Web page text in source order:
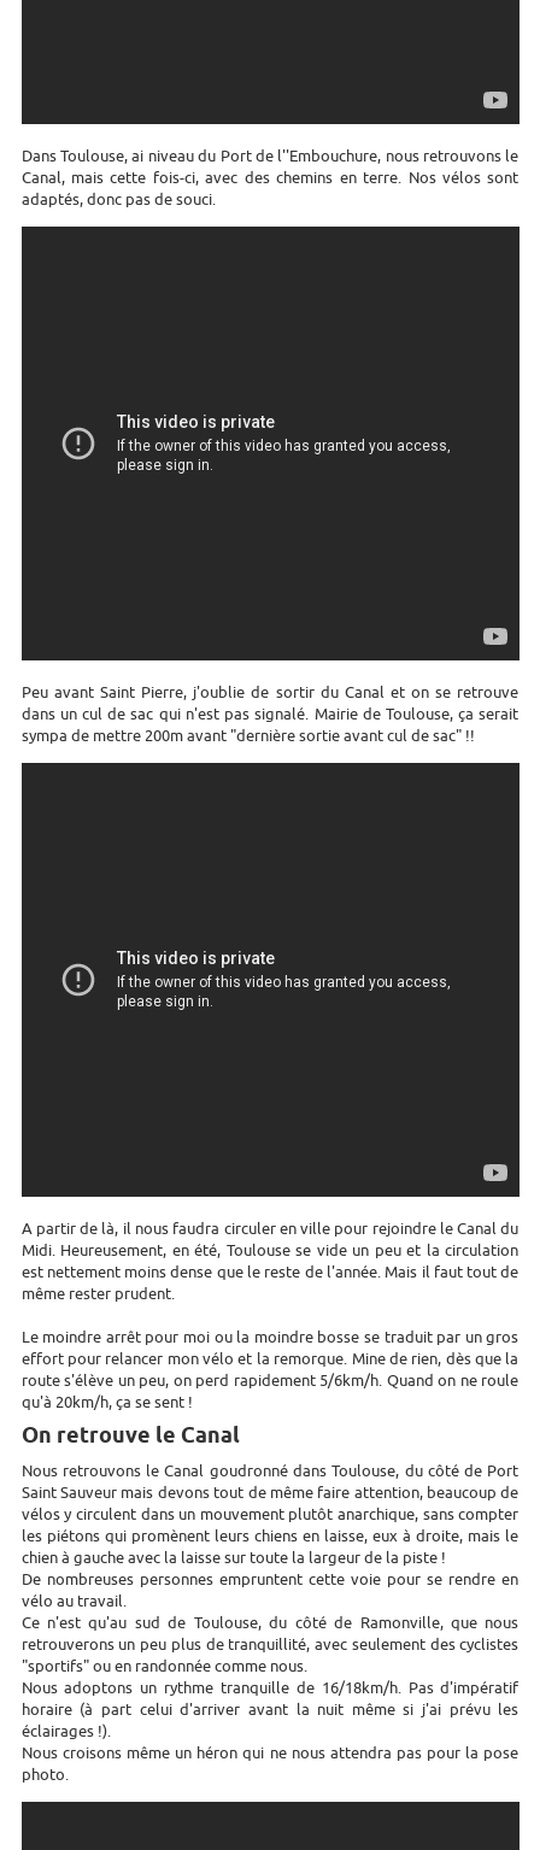
Dans Toulouse, ai niveau du Port de l''Embouchure, nous retrouvons le
Canal, mais cette fois-ci, avec des chemins en terre. Nos vélos sont
adaptés, donc pas de souci.
Peu avant Saint Pierre, j'oublie de sortir du Canal et on se retrouve
dans un cul de sac qui n'est pas signalé. Mairie de Toulouse, ça serait
sympa de mettre 200m avant "dernière sortie avant cul de sac" !!
A partir de là, il nous faudra circuler en ville pour rejoindre le Canal du
Midi. Heureusement, en été, Toulouse se vide un peu et la circulation
est nettement moins dense que le reste de l'année. Mais il faut tout de
même rester prudent.
Le moindre arrêt pour moi ou la moindre bosse se traduit par un gros
effort pour relancer mon vélo et la remorque. Mine de rien, dès que la
route s'élève un peu, on perd rapidement 5/6km/h. Quand on ne roule
qu'à 20km/h, ça se sent !
On retrouve le Canal
Nous retrouvons le Canal goudronné dans Toulouse, du côté de Port
Saint Sauveur mais devons tout de même faire attention, beaucoup de
vélos y circulent dans un mouvement plutôt anarchique, sans compter
les piétons qui promènent leurs chiens en laisse, eux à droite, mais le
chien à gauche avec la laisse sur toute la largeur de la piste !
De nombreuses personnes empruntent cette voie pour se rendre en
vélo au travail.
Ce n'est qu'au sud de Toulouse, du côté de Ramonville, que nous
retrouverons un peu plus de tranquillité, avec seulement des cyclistes
"sportifs" ou en randonnée comme nous.
Nous adoptons un rythme tranquille de 16/18km/h. Pas d'impératif
horaire (à part celui d'arriver avant la nuit même si j'ai prévu les
éclairages !).
Nous croisons même un héron qui ne nous attendra pas pour la pose
photo.